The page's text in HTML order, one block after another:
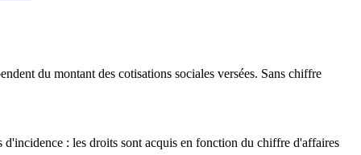
du montant des cotisations sociales versées. Sans chiffre
: les droits sont acquis en fonction du chiffre d'affaires